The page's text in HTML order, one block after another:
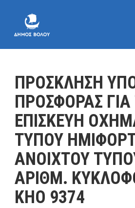
ΠΡΟΣΚΛΗΣΗ
ΠΡΟΣΦΟΡΑΣ
ΕΠΙΣΚΕΥΗ
ΤΥΠΟΥ
ΑΝΟΙΧΤΟΥ
ΑΡΙΘΜ.
ΚΗΟ 9374